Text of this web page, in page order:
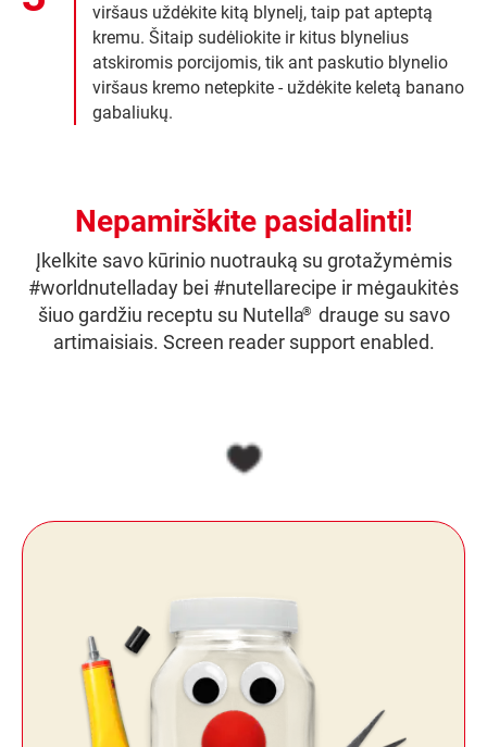
viršaus uždėkite kitą blynelį, taip pat apteptą
kremu. Šitaip sudėliokite ir kitus blynelius
atskiromis porcijomis, tik ant paskutio blynelio
viršaus kremo netepkite - uždėkite keletą banano
gabaliukų.
Nepamirškite pasidalinti!
Įkelkite savo kūrinio nuotrauką su grotažymėmis
#worldnutelladay bei #nutellarecipe ir mėgaukitės
šiuo gardžiu receptu su Nutella® drauge su savo
artimaisiais. Screen reader support enabled.